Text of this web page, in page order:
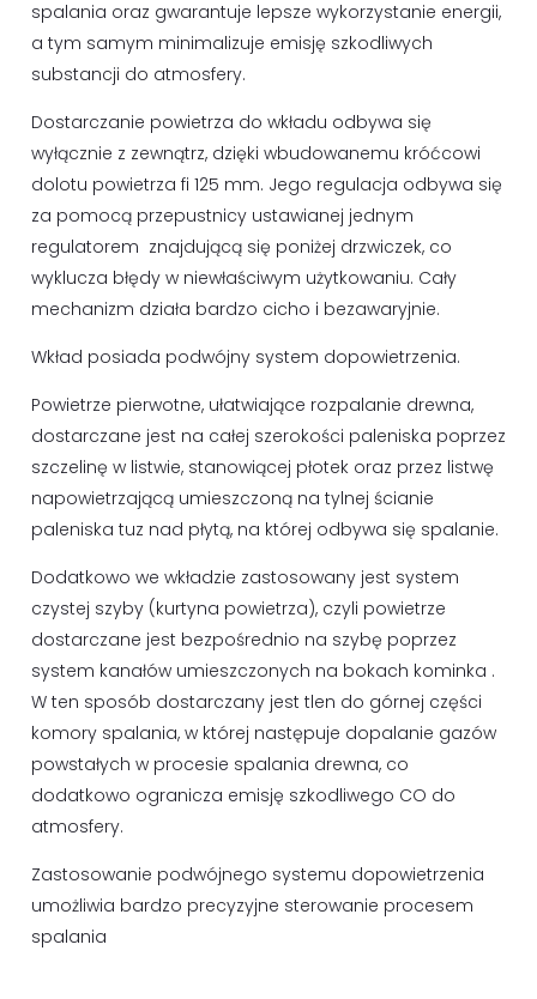
spalania oraz gwarantuje lepsze wykorzystanie energii,
a tym samym minimalizuje emisję szkodliwych
substancji do atmosfery.
Dostarczanie powietrza do wkładu odbywa się
wyłącznie z zewnątrz, dzięki wbudowanemu króćcowi
dolotu powietrza fi 125 mm. Jego regulacja odbywa się
za pomocą przepustnicy ustawianej jednym
regulatorem znajdującą się poniżej drzwiczek, co
wyklucza błędy w niewłaściwym użytkowaniu. Cały
mechanizm działa bardzo cicho i bezawaryjnie.
Wkład posiada podwójny system dopowietrzenia.
Powietrze pierwotne, ułatwiające rozpalanie drewna,
dostarczane jest na całej szerokości paleniska poprzez
szczelinę w listwie, stanowiącej płotek oraz przez listwę
napowietrzającą umieszczoną na tylnej ścianie
paleniska tuz nad płytą, na której odbywa się spalanie.
Dodatkowo we wkładzie zastosowany jest system
czystej szyby (kurtyna powietrza), czyli powietrze
dostarczane jest bezpośrednio na szybę poprzez
system kanałów umieszczonych na bokach kominka .
W ten sposób dostarczany jest tlen do górnej części
komory spalania, w której następuje dopalanie gazów
powstałych w procesie spalania drewna, co
dodatkowo ogranicza emisję szkodliwego CO do
atmosfery.
Zastosowanie podwójnego systemu dopowietrzenia
umożliwia bardzo precyzyjne sterowanie procesem
spalania